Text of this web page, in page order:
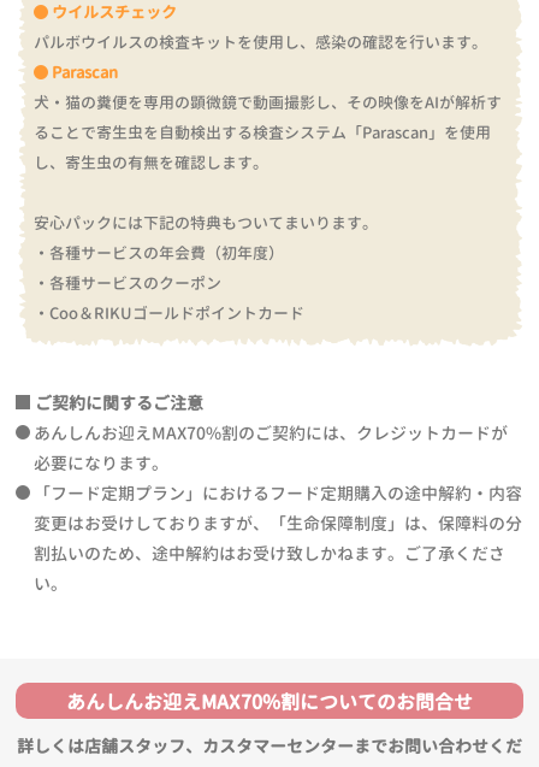
ウイルスチェック
パルボウイルスの検査キットを使用し、感染の確認を行います。
Parascan
犬・猫の糞便を専用の顕微鏡で動画撮影し、その映像をAIが解析す
ることで寄生虫を自動検出する検査システム「Parascan」を使用
し、寄生虫の有無を確認します。
安心パックには下記の特典もついてまいります。
・各種サービスの年会費（初年度）
・各種サービスのクーポン
・Coo＆RIKUゴールドポイントカード
ご契約に関するご注意
あんしんお迎えMAX70%割のご契約には、クレジットカードが
必要になります。
「フード定期プラン」におけるフード定期購入の途中解約・内容
変更はお受けしておりますが、「生命保障制度」は、保障料の分
割払いのため、途中解約はお受け致しかねます。ご了承くださ
い。
あんしんお迎えMAX70%割についてのお問合せ
詳しくは店舗スタッフ、カスタマーセンターまでお問い合わせくだ